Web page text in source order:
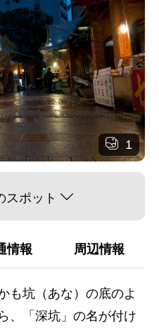
1
スポット
情報 周辺情報
も坑（あな）の底のよ
、「深坑」の名が付け